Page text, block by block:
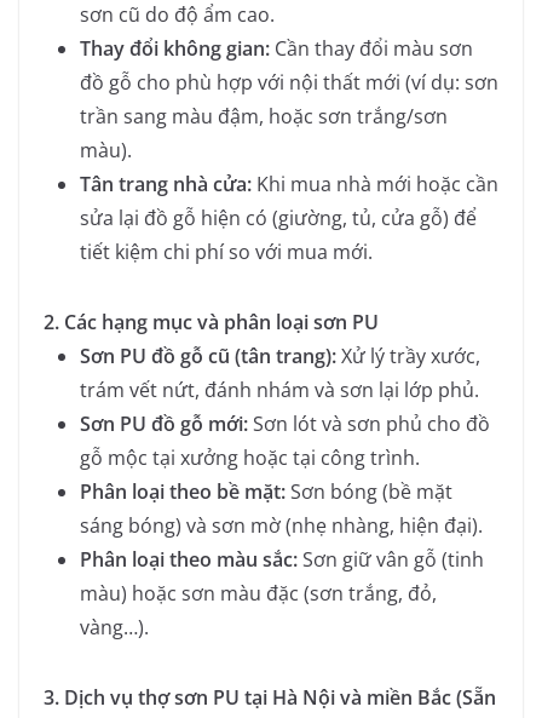
sơn cũ do độ ẩm cao.
Thay đổi không gian: Cần thay đổi màu sơn
đồ gỗ cho phù hợp với nội thất mới (ví dụ: sơn
trần sang màu đậm, hoặc sơn trắng/sơn
màu).
Tân trang nhà cửa: Khi mua nhà mới hoặc cần
sửa lại đồ gỗ hiện có (giường, tủ, cửa gỗ) để
tiết kiệm chi phí so với mua mới.
2. Các hạng mục và phân loại sơn PU
Sơn PU đồ gỗ cũ (tân trang):Xử lý trầy xước,
trám vết nứt, đánh nhám và sơn lại lớp phủ.
Sơn PU đồ gỗ mới:Sơn lót và sơn phủ cho đồ
gỗ mộc tại xưởng hoặc tại công trình.
Phân loại theo bề mặt:Sơn bóng (bề mặt
sáng bóng) và sơn mờ (nhẹ nhàng, hiện đại).
Phân loại theo màu sắc:Sơn giữ vân gỗ (tinh
màu) hoặc sơn màu đặc (sơn trắng, đỏ,
vàng…).
3. Dịch vụ thợ sơn PU tại Hà Nội và miền Bắc (Sẵn